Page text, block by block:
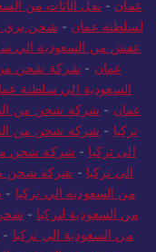
عمان - نقل الأثاث من
لسلطنة عمان - شحن بري
عفش من السعودية الي
عمان - شركة شحن من
السعودية الي سلطنة
عمان - شركة شحن من
تركيا - شركة شحن من
الى تركيا - شركة شحن من
الي تركيا - شركة شحن
من السعودية الي تركيا -
من السعودية لتركيا -
من السعودية الي تركيا -